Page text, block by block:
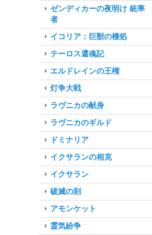
ゼンディカーの夜明け 統率
者
イコリア：巨獣の棲処
テーロス還魂記
エルドレインの王権
灯争大戦
ラヴニカの献身
ラヴニカのギルド
ドミナリア
イクサランの相克
イクサラン
破滅の刻
アモンケット
霊気紛争